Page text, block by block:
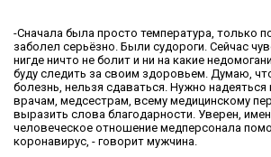
-Сначала была просто температура, только
заболел серьёзно. Были судороги. Сейчас
нигде ничто не болит и ни на какие
буду следить за своим здоровьем. Думаю,
болезнь, нельзя сдаваться. Нужно
врачам, медсестрам, всему медицинскому
выразить слова благодарности. Уверен,
человеческое отношение медперсонала
коронавирус, - говорит мужчина.